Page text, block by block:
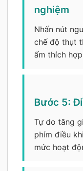
nghiệm
Nhấn nút
chế độ thụt
ấm thích
Bước 5:
Tự do tăng
phím điều
mức hoạt